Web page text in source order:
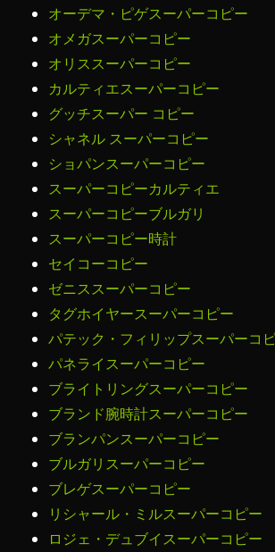
オーデマ・ピゲスーパーコピー
オメガスーパーコピー
オリススーパーコピー
カルティエスーパーコピー
グッチスーパー コピー
シャネル スーパーコピー
ショパンスーパーコピー
スーパーコピーカルティエ
スーパーコピーブルガリ
スーパーコピー時計
セイコーコピー
ゼニススーパーコピー
タグホイヤースーパーコピー
パテック・フィリップスーパーコ
パネライスーパーコピー
ブライトリングスーパーコピー
ブランド腕時計スーパーコピー
ブランパンスーパーコピー
ブルガリスーパーコピー
ブレゲスーパーコピー
リシャール・ミルスーパーコピー
ロジェ・デュブイスーパーコピー